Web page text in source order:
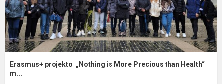
Erasmus+ projekto „Nothing is More Precious than Health“
m...